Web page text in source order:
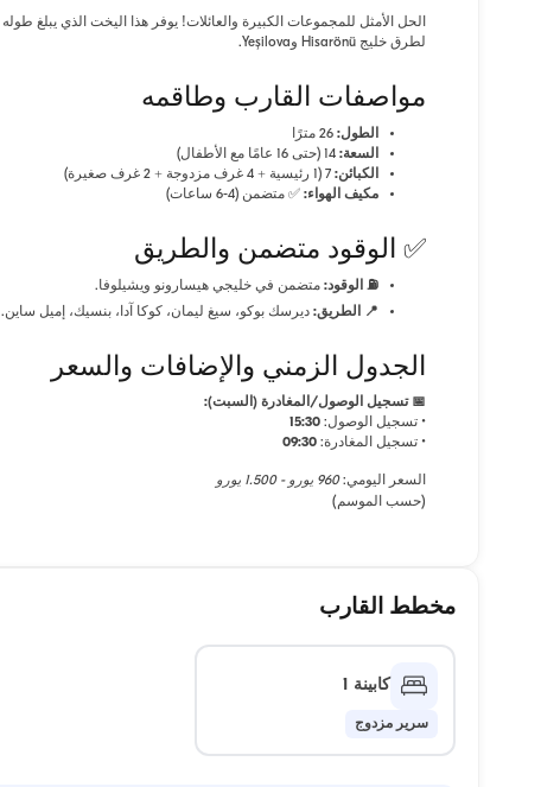
لطرق خليج Hisarönü وYeşilova.
مواصفات القارب وطاقمه
الطول:
السعة:
الكبائن:
مكيف الهواء: ✅ متضمن (4-6 ساعات)
✅ الوقود متضمن والطريق
⛽ الوقود: متضمن في خليجي هيسارونو ويشيلوفا.
📍 الطريق: ديرسك بوكو، سيغ ليمان، كوكا آدا، بنسيك، إميل ساين.
الجدول الزمني والإضافات والسعر
📅 تسجيل الوصول/المغادرة (السبت):
• تسجيل الوصول: 15:30
• تسجيل المغادرة: 09:30
السعر اليومي:960 يورو - 1.500 يورو
(حسب الموسم)
مخطط القارب
كابينة 1
سرير مزدوج